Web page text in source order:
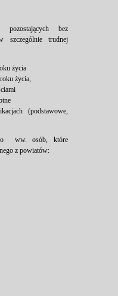
pozostających bez
szczególnie trudnej
życia
życia,
bezrobotne
(podstawowe,
do ww. osób, które
z powiatów: